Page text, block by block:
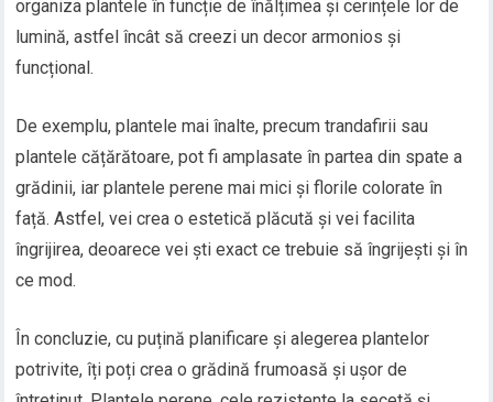
organiza plantele în funcție de înălțimea și cerințele lor de
lumină, astfel încât să creezi un decor armonios și
funcțional.
De exemplu, plantele mai înalte, precum trandafirii sau
plantele cățărătoare, pot fi amplasate în partea din spate a
grădinii, iar plantele perene mai mici și florile colorate în
față. Astfel, vei crea o estetică plăcută și vei facilita
îngrijirea, deoarece vei ști exact ce trebuie să îngrijești și în
ce mod.
În concluzie, cu puțină planificare și alegerea plantelor
potrivite, îți poți crea o grădină frumoasă și ușor de